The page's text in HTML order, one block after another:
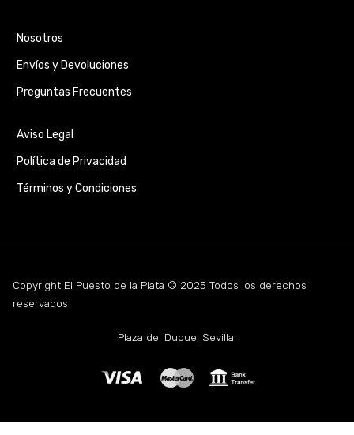
Nosotros
Envíos y Devoluciones
Preguntas Frecuentes
Aviso Legal
Política de Privacidad
Términos y Condiciones
Copyright El Puesto de la Plata © 2025 Todos los derechos
reservados
Plaza del Duque, Sevilla.